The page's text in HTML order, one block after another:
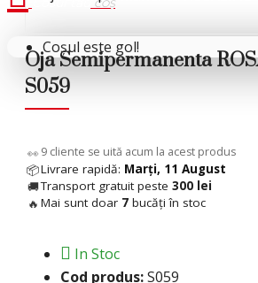
Coșul este gol!
Oja Semipermanenta
S059
👀 11cliente se uită acum la acest produs
📦Livrare rapidă: Marți, 11 August
🚚Transport gratuit peste 300 lei
🔥 Mai sunt doar 7 bucăți în stoc
In Stoc
Cod produs:S059